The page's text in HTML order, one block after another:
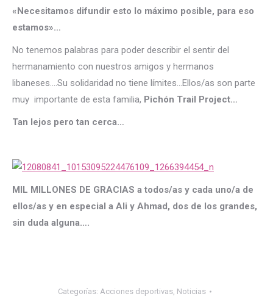
«Necesitamos difundir esto lo máximo posible, para eso
estamos»…
No tenemos palabras para poder describir el sentir del
hermanamiento con nuestros amigos y hermanos
libaneses….Su solidaridad no tiene límites…Ellos/as son parte
muy importante de esta familia, Pichón Trail Project…
Tan lejos pero tan cerca…
MIL MILLONES DE GRACIAS a todos/as y cada uno/a de
ellos/as y en especial a Ali y Ahmad, dos de los grandes,
sin duda alguna….
Categorías: Acciones deportivas, Noticias